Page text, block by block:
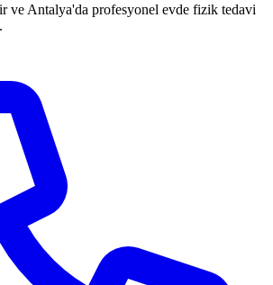
ve Antalya'da profesyonel evde fizik tedavi